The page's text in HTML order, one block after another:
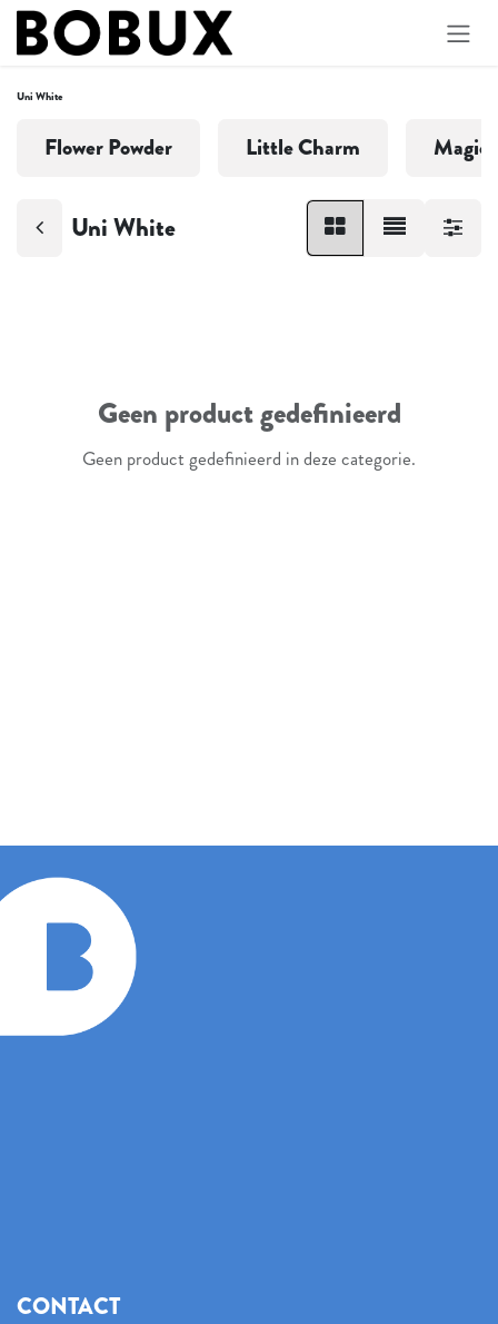
Overslaan naar inhoud
Uni White
Flower Powder Little Charm
Uni White
Geen product gedefinieerd
Geen product gedefinieerd in deze categorie.
CONTACT